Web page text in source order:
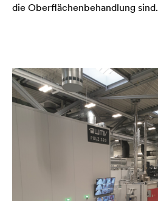
die Oberflächenbehandlung sind.